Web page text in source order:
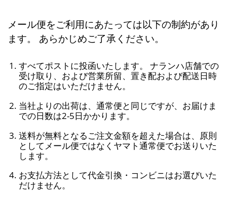
メール便をご利用にあたっては以下の制約があり
ます。 あらかじめご了承ください。
すべてポストに投函いたします。 ナランハ店舗での
受け取り、および営業所留、置き配および配送日時
のご指定はいただけません。
当社よりの出荷は、通常便と同じですが、お届けま
での日数は2-5日かかります。
送料が無料となるご注文金額を超えた場合は、原則
としてメール便ではなくヤマト通常便でお送りいた
します。
お支払方法として代金引換・コンビニはお選びいた
だけません。